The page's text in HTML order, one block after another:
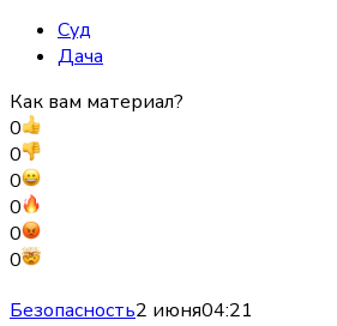
Суд
Дача
Как вам материал?
0
0
0
0
0
0
Безопасность2 июня04:21